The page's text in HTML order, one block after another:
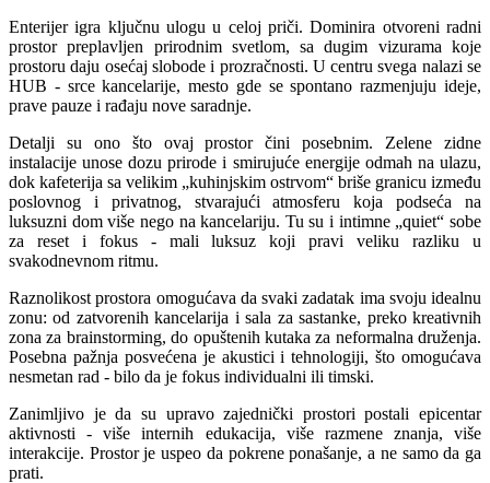
Enterijer igra ključnu ulogu u celoj priči. Dominira otvoreni radni
prostor preplavljen prirodnim svetlom, sa dugim vizurama koje
prostoru daju osećaj slobode i prozračnosti. U centru svega nalazi se
HUB - srce kancelarije, mesto gde se spontano razmenjuju ideje,
prave pauze i rađaju nove saradnje.
Detalji su ono što ovaj prostor čini posebnim. Zelene zidne
instalacije unose dozu prirode i smirujuće energije odmah na ulazu,
dok kafeterija sa velikim „kuhinjskim ostrvom“ briše granicu između
poslovnog i privatnog, stvarajući atmosferu koja podseća na
luksuzni dom više nego na kancelariju. Tu su i intimne „quiet“ sobe
za reset i fokus - mali luksuz koji pravi veliku razliku u
svakodnevnom ritmu.
Raznolikost prostora omogućava da svaki zadatak ima svoju idealnu
zonu: od zatvorenih kancelarija i sala za sastanke, preko kreativnih
zona za brainstorming, do opuštenih kutaka za neformalna druženja.
Posebna pažnja posvećena je akustici i tehnologiji, što omogućava
nesmetan rad - bilo da je fokus individualni ili timski.
Zanimljivo je da su upravo zajednički prostori postali epicentar
aktivnosti - više internih edukacija, više razmene znanja, više
interakcije. Prostor je uspeo da pokrene ponašanje, a ne samo da ga
prati.